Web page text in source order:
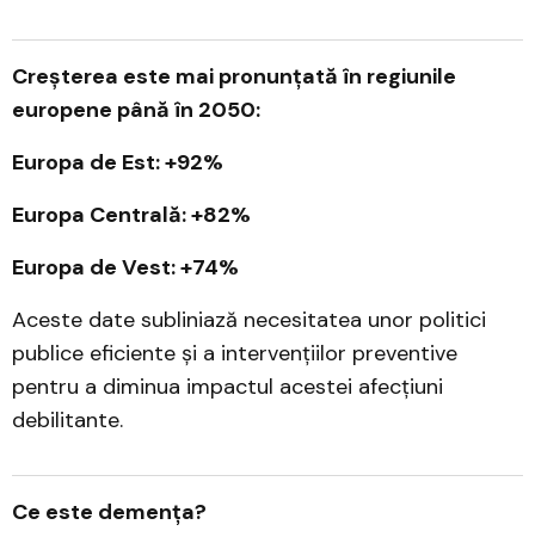
Creșterea este mai pronunțată în regiunile
europene până în 2050:
Europa de Est: +92%
Europa Centrală: +82%
Europa de Vest: +74%
Aceste date subliniază necesitatea unor politici
publice eficiente și a intervențiilor preventive
pentru a diminua impactul acestei afecțiuni
debilitante.
Ce este demența?